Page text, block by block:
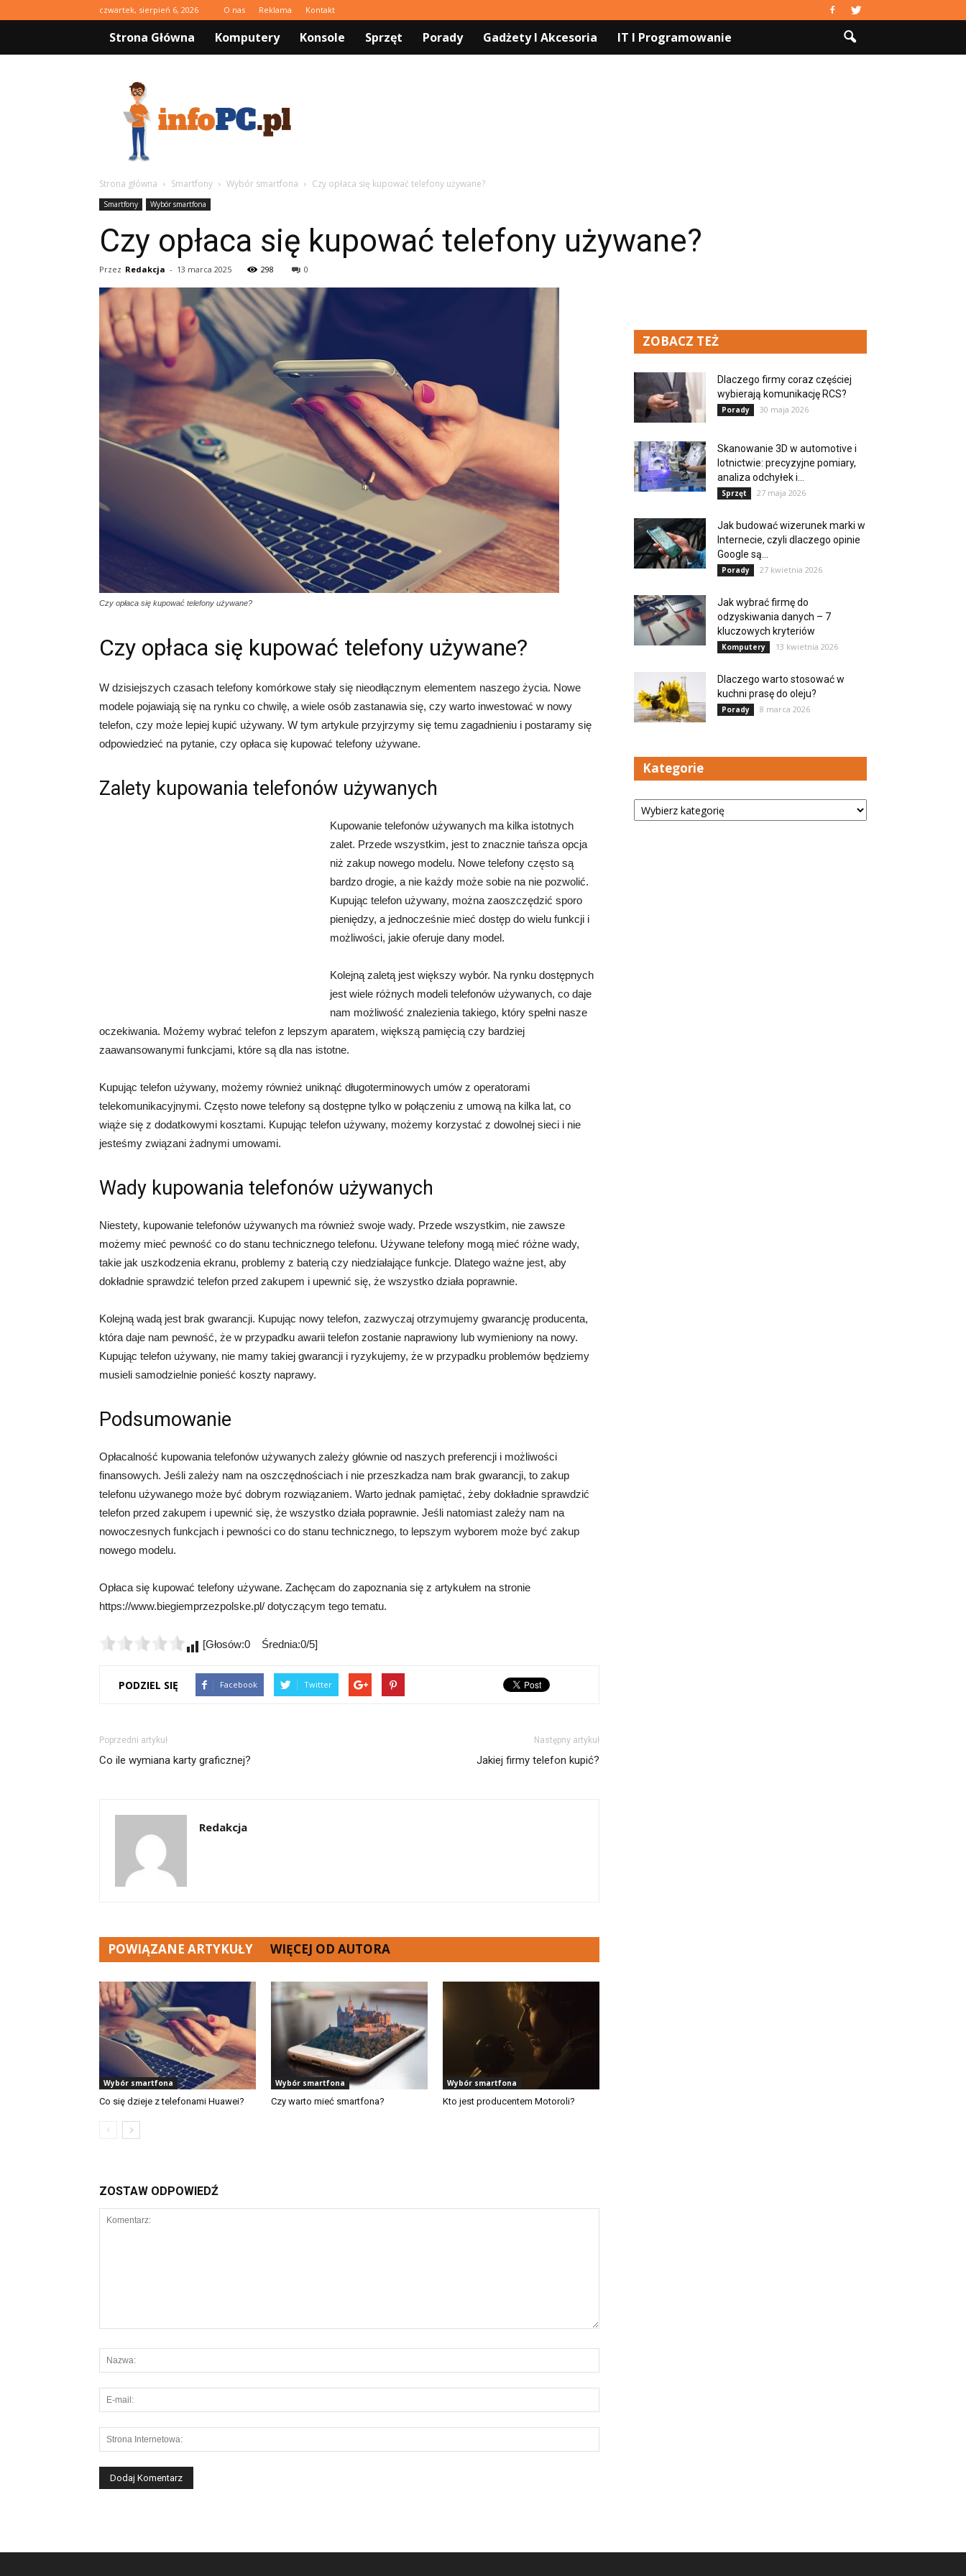
czwartek, sierpień 6, 2026 O nas Reklama Kontakt
Strona Główna Komputery Konsole Sprzęt Porady Gadżety I Akcesoria IT I Programowanie
infoPC.pl
Strona główna Smartfony Wybór smartfona Czy opłaca się kupować telefony używane?
Smartfony Wybór smartfona
Czy opłaca się kupować telefony używane?
Przez Redakcja - 13 marca 2025 298 0
Czy opłaca się kupować telefony używane?
Czy opłaca się kupować telefony używane?
W dzisiejszych czasach telefony komórkowe stały się nieodłącznym elementem naszego życia. Nowe
modele pojawiają się na rynku co chwilę, a wiele osób zastanawia się, czy warto inwestować w nowy
telefon, czy może lepiej kupić używany. W tym artykule przyjrzymy się temu zagadnieniu i postaramy się
odpowiedzieć na pytanie, czy opłaca się kupować telefony używane.
Zalety kupowania telefonów używanych
Kupowanie telefonów używanych ma kilka istotnych
zalet. Przede wszystkim, jest to znacznie tańsza opcja
niż zakup nowego modelu. Nowe telefony często są
bardzo drogie, a nie każdy może sobie na nie pozwolić.
Kupując telefon używany, można zaoszczędzić sporo
pieniędzy, a jednocześnie mieć dostęp do wielu funkcji i
możliwości, jakie oferuje dany model.
Kolejną zaletą jest większy wybór. Na rynku dostępnych
jest wiele różnych modeli telefonów używanych, co daje
nam możliwość znalezienia takiego, który spełni nasze
oczekiwania. Możemy wybrać telefon z lepszym aparatem, większą pamięcią czy bardziej
zaawansowanymi funkcjami, które są dla nas istotne.
Kupując telefon używany, możemy również uniknąć długoterminowych umów z operatorami
telekomunikacyjnymi. Często nowe telefony są dostępne tylko w połączeniu z umową na kilka lat, co
wiąże się z dodatkowymi kosztami. Kupując telefon używany, możemy korzystać z dowolnej sieci i nie
jesteśmy związani żadnymi umowami.
Wady kupowania telefonów używanych
Niestety, kupowanie telefonów używanych ma również swoje wady. Przede wszystkim, nie zawsze
możemy mieć pewność co do stanu technicznego telefonu. Używane telefony mogą mieć różne wady,
takie jak uszkodzenia ekranu, problemy z baterią czy niedziałające funkcje. Dlatego ważne jest, aby
dokładnie sprawdzić telefon przed zakupem i upewnić się, że wszystko działa poprawnie.
Kolejną wadą jest brak gwarancji. Kupując nowy telefon, zazwyczaj otrzymujemy gwarancję producenta,
która daje nam pewność, że w przypadku awarii telefon zostanie naprawiony lub wymieniony na nowy.
Kupując telefon używany, nie mamy takiej gwarancji i ryzykujemy, że w przypadku problemów będziemy
musieli samodzielnie ponieść koszty naprawy.
Podsumowanie
Opłacalność kupowania telefonów używanych zależy głównie od naszych preferencji i możliwości
finansowych. Jeśli zależy nam na oszczędnościach i nie przeszkadza nam brak gwarancji, to zakup
telefonu używanego może być dobrym rozwiązaniem. Warto jednak pamiętać, żeby dokładnie sprawdzić
telefon przed zakupem i upewnić się, że wszystko działa poprawnie. Jeśli natomiast zależy nam na
nowoczesnych funkcjach i pewności co do stanu technicznego, to lepszym wyborem może być zakup
nowego modelu.
Opłaca się kupować telefony używane. Zachęcam do zapoznania się z artykułem na stronie
https://www.biegiemprzezpolske.pl/ dotyczącym tego tematu.
[Głosów:0 Średnia:0/5]
PODZIEL SIĘ Facebook Twitter
Poprzedni artykuł
Co ile wymiana karty graficznej?
Następny artykuł
Jakiej firmy telefon kupić?
Redakcja
POWIĄZANE ARTYKUŁY WIĘCEJ OD AUTORA
Wybór smartfona
Co się dzieje z telefonami Huawei?
Wybór smartfona
Czy warto mieć smartfona?
Wybór smartfona
Kto jest producentem Motoroli?
ZOSTAW ODPOWIEDŹ
ZOBACZ TEŻ
Dlaczego firmy coraz częściej
wybierają komunikację RCS?
Porady 30 maja 2026
Skanowanie 3D w automotive i
lotnictwie: precyzyjne pomiary,
analiza odchyłek i...
Sprzęt 27 maja 2026
Jak budować wizerunek marki w
Internecie, czyli dlaczego opinie
Google są...
Porady 27 kwietnia 2026
Jak wybrać firmę do
odzyskiwania danych – 7
kluczowych kryteriów
Komputery 13 kwietnia 2026
Dlaczego warto stosować w
kuchni prasę do oleju?
Porady 8 marca 2026
Kategorie
Kategorie